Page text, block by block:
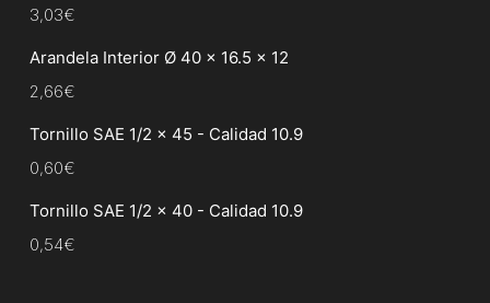
3,03€
Arandela Interior Ø 40 x 16.5 x 12
2,66€
Tornillo SAE 1/2 x 45 - Calidad 10.9
0,60€
Tornillo SAE 1/2 x 40 - Calidad 10.9
0,54€